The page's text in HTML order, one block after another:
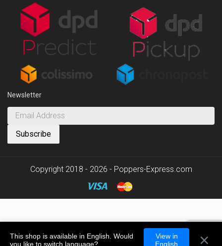
Newsletter
Copyright 2018 - 2026 - Poppers-Express.com
This shop is available in English. Would
you like to switch language?
View in
English
×